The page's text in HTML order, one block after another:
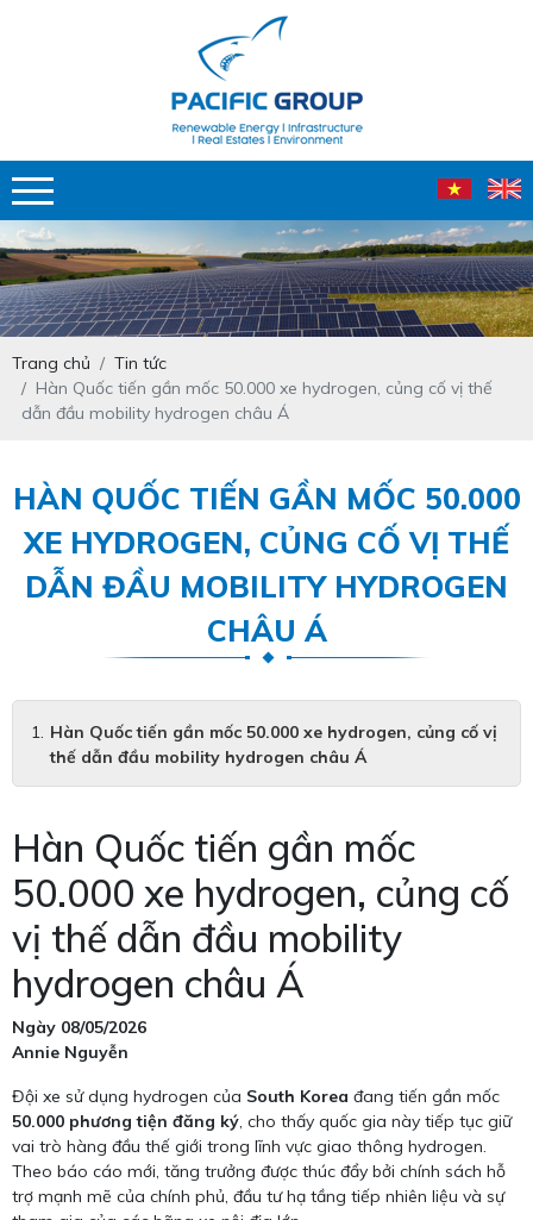
Trang chủ
Tin tức
Hàn Quốc tiến gần mốc 50.000 xe hydrogen, củng cố vị thế
dẫn đầu mobility hydrogen châu Á
HÀN QUỐC TIẾN GẦN MỐC 50.000
XE HYDROGEN, CỦNG CỐ VỊ THẾ
DẪN ĐẦU MOBILITY HYDROGEN
CHÂU Á
Hàn Quốc tiến gần mốc 50.000 xe hydrogen, củng cố vị
thế dẫn đầu mobility hydrogen châu Á
Hàn Quốc tiến gần mốc
50.000 xe hydrogen, củng cố
vị thế dẫn đầu mobility
hydrogen châu Á
Ngày 08/05/2026
Annie Nguyễn
Đội xe sử dụng hydrogen của South Korea đang tiến gần mốc
50.000 phương tiện đăng ký, cho thấy quốc gia này tiếp tục giữ
vai trò hàng đầu thế giới trong lĩnh vực giao thông hydrogen.
Theo báo cáo mới, tăng trưởng được thúc đẩy bởi chính sách hỗ
trợ mạnh mẽ của chính phủ, đầu tư hạ tầng tiếp nhiên liệu và sự